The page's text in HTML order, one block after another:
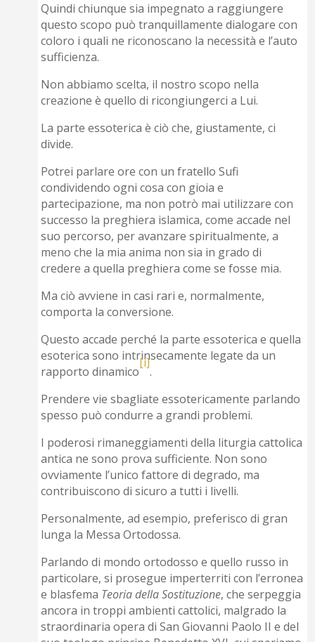
Quindi chiunque sia impegnato a raggiungere
questo scopo può tranquillamente dialogare con
coloro i quali ne riconoscano la necessità e l’auto
sufficienza.
Non abbiamo scelta, il nostro scopo nella
creazione è quello di ricongiungerci a Lui.
La parte essoterica è ciò che, giustamente, ci
divide.
Potrei parlare ore con un fratello Sufi
condividendo ogni cosa con gioia e
partecipazione, ma non potrò mai utilizzare con
successo la preghiera islamica, come accade nel
suo percorso, per avanzare spiritualmente, a
meno che la mia anima non sia in grado di
credere a quella preghiera come se fosse mia.
Ma ciò avviene in casi rari e, normalmente,
comporta la conversione.
Questo accade perché la parte essoterica e quella
esoterica sono intrinsecamente legate da un
rapporto dinamico
[i]
.
Prendere vie sbagliate essotericamente parlando
spesso può condurre a grandi problemi.
I poderosi rimaneggiamenti della liturgia cattolica
antica ne sono prova sufficiente. Non sono
ovviamente l’unico fattore di degrado, ma
contribuiscono di sicuro a tutti i livelli.
Personalmente, ad esempio, preferisco di gran
lunga la Messa Ortodossa.
Parlando di mondo ortodosso e quello russo in
particolare, si prosegue imperterriti con l’erronea
e blasfema Teoria della Sostituzione, che serpeggia
ancora in troppi ambienti cattolici, malgrado la
straordinaria opera di San Giovanni Paolo II e del